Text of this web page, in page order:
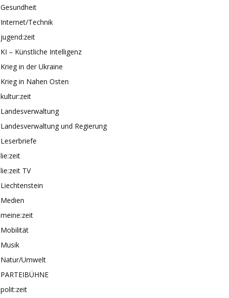
Gesundheit
Internet/Technik
jugend:zeit
KI – Künstliche Intelligenz
Krieg in der Ukraine
Krieg in Nahen Osten
kultur:zeit
Landesverwaltung
Landesverwaltung und Regierung
Leserbriefe
lie:zeit
lie:zeit TV
Liechtenstein
Medien
meine:zeit
Mobilität
Musik
Natur/Umwelt
PARTEIBÜHNE
polit:zeit